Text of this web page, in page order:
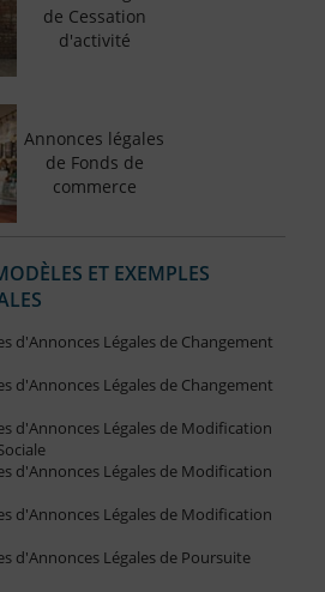
de Cessation
d'activité
Annonces légales
de Fonds de
commerce
ET EXEMPLES
d'Annonces Légales de Changement
d'Annonces Légales de Changement
d'Annonces Légales de Modification
d'Annonces Légales de Modification
d'Annonces Légales de Modification
d'Annonces Légales de Poursuite